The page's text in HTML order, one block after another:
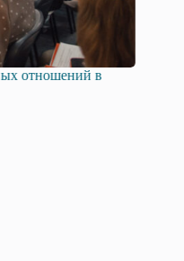
отношений в